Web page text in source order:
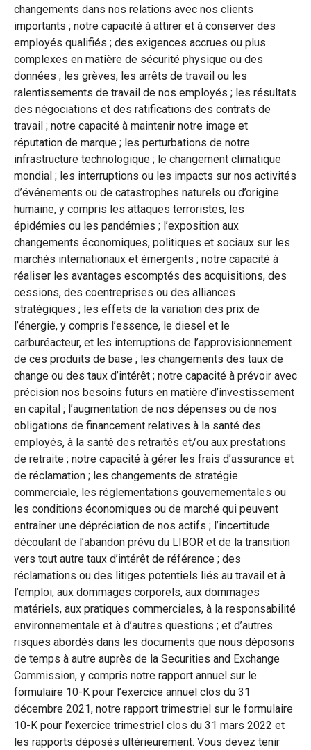
changements dans nos relations avec nos clients
importants ; notre capacité à attirer et à conserver des
employés qualifiés ; des exigences accrues ou plus
complexes en matière de sécurité physique ou des
données ; les grèves, les arrêts de travail ou les
ralentissements de travail de nos employés ; les résultats
des négociations et des ratifications des contrats de
travail ; notre capacité à maintenir notre image et
réputation de marque ; les perturbations de notre
infrastructure technologique ; le changement climatique
mondial ; les interruptions ou les impacts sur nos activités
d’événements ou de catastrophes naturels ou d’origine
humaine, y compris les attaques terroristes, les
épidémies ou les pandémies ; l’exposition aux
changements économiques, politiques et sociaux sur les
marchés internationaux et émergents ; notre capacité à
réaliser les avantages escomptés des acquisitions, des
cessions, des coentreprises ou des alliances
stratégiques ; les effets de la variation des prix de
l’énergie, y compris l’essence, le diesel et le
carburéacteur, et les interruptions de l’approvisionnement
de ces produits de base ; les changements des taux de
change ou des taux d’intérêt ; notre capacité à prévoir avec
précision nos besoins futurs en matière d’investissement
en capital ; l’augmentation de nos dépenses ou de nos
obligations de financement relatives à la santé des
employés, à la santé des retraités et/ou aux prestations
de retraite ; notre capacité à gérer les frais d’assurance et
de réclamation ; les changements de stratégie
commerciale, les réglementations gouvernementales ou
les conditions économiques ou de marché qui peuvent
entraîner une dépréciation de nos actifs ; l’incertitude
découlant de l’abandon prévu du LIBOR et de la transition
vers tout autre taux d’intérêt de référence ; des
réclamations ou des litiges potentiels liés au travail et à
l’emploi, aux dommages corporels, aux dommages
matériels, aux pratiques commerciales, à la responsabilité
environnementale et à d’autres questions ; et d’autres
risques abordés dans les documents que nous déposons
de temps à autre auprès de la Securities and Exchange
Commission, y compris notre rapport annuel sur le
formulaire 10-K pour l’exercice annuel clos du 31
décembre 2021, notre rapport trimestriel sur le formulaire
10-K pour l’exercice trimestriel clos du 31 mars 2022 et
les rapports déposés ultérieurement. Vous devez tenir